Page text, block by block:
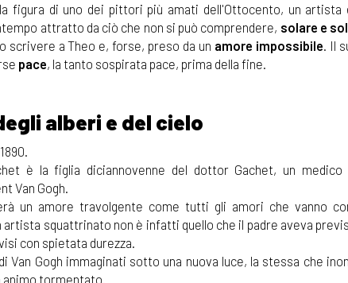
figura di uno dei pittori più amati dell'Ottocento, un artista
attratto da ciò che non si può comprendere, solare e
scrivere a Theo e, forse, preso da un amore impossibile. Il
pace, la tanto sospirata pace, prima della fine.
alberi e del cielo
è la figlia diciannovenne del dottor Gachet, un
Van Gogh.
un amore travolgente come tutti gli amori che vanno
artista squattrinato non è infatti quello che il padre aveva
con spietata durezza.
Van Gogh immaginati sotto una nuova luce, la stessa che
animo tormentato.